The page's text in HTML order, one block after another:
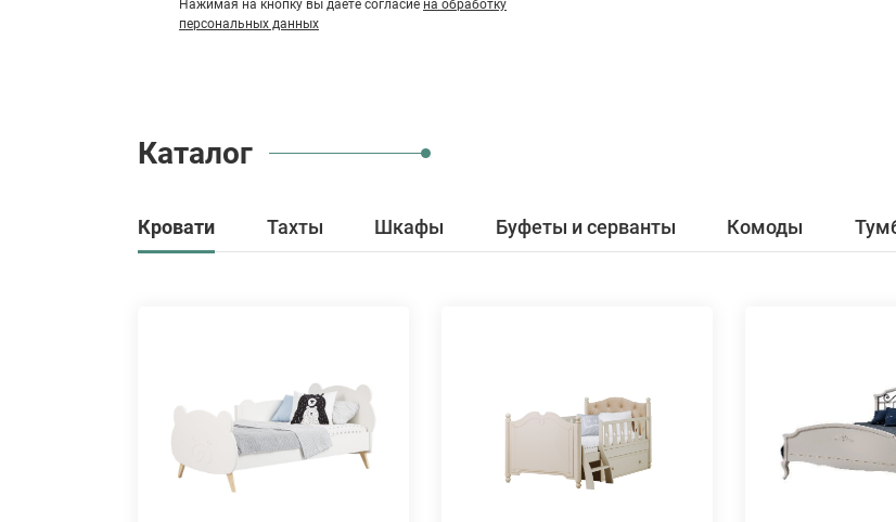
Нажимая на кнопку вы даете согласие на обработку
персональных данных
Каталог
Кровати Тахты Шкафы Буфеты и серванты Комоды